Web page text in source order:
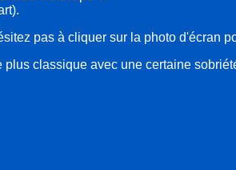
pas à cliquer sur la photo d'écran
plus classique avec une certaine